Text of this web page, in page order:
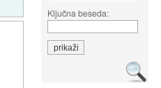
Ključna beseda: